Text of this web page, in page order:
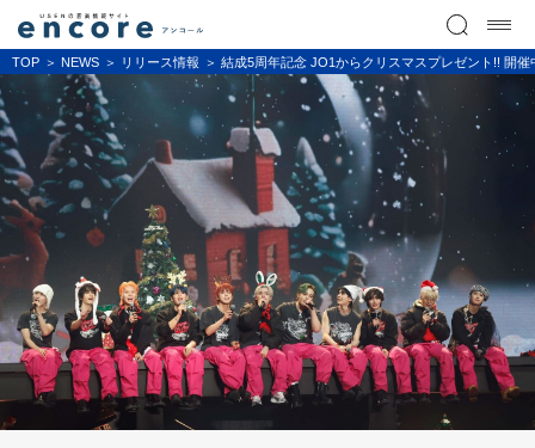
TOP NEWS リリース情報 結成5周年記念 JO1からクリスマスプレゼント!! 開